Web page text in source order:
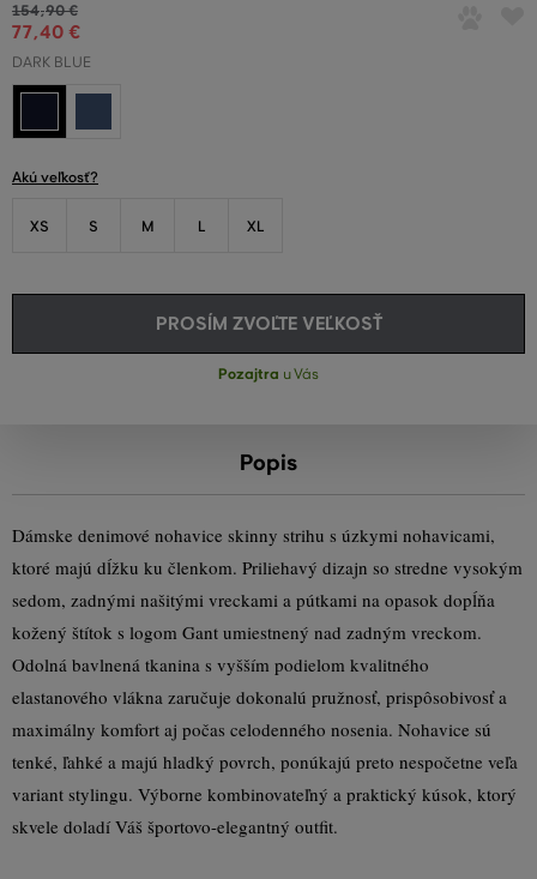
154,90 €
77,40 €
DARK BLUE
Akú veľkosť?
XS S M L XL
PROSÍM ZVOĽTE VEĽKOSŤ
Pozajtra u Vás
Popis
Dámske denimové nohavice skinny strihu s úzkymi nohavicami,
ktoré majú dĺžku ku členkom. Priliehavý dizajn so stredne vysokým
sedom, zadnými našitými vreckami a pútkami na opasok dopĺňa
kožený štítok s logom Gant umiestnený nad zadným vreckom.
Odolná bavlnená tkanina s vyšším podielom kvalitného
elastanového vlákna zaručuje dokonalú pružnosť, prispôsobivosť a
maximálny komfort aj počas celodenného nosenia. Nohavice sú
tenké, ľahké a majú hladký povrch, ponúkajú preto nespočetne veľa
variant stylingu. Výborne kombinovateľný a praktický kúsok, ktorý
skvele doladí Váš športovo-elegantný outfit.